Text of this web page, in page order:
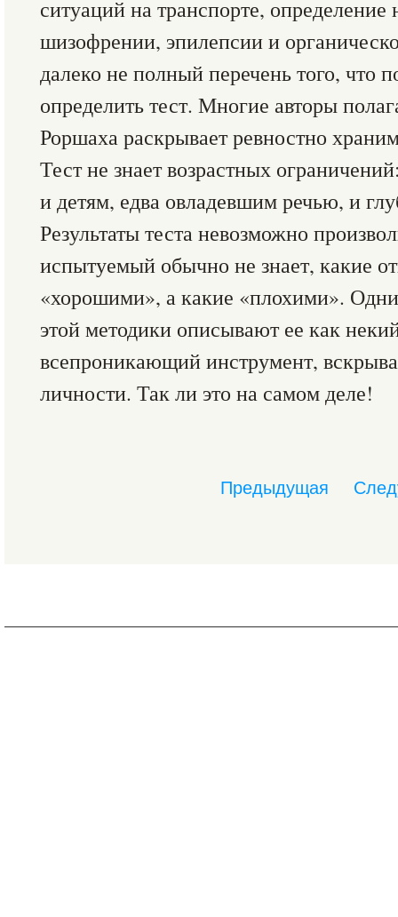
ситуаций на транспорте, определение
шизофрении, эпилепсии и
далеко не полный перечень того, что
определить тест. Многие авторы
Роршаха раскрывает ревностно
Тест не знает возрастных
и детям, едва овладевшим речью, и
Результаты теста невозможно
испытуемый обычно не знает, какие
«хорошими», а какие «плохими».
этой методики описывают ее как
всепроникающий инструмент,
личности. Так ли это на самом деле!
Предыдущая